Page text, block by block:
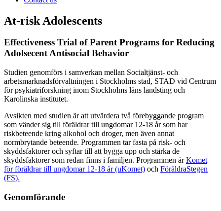
At-risk Adolescents
Effectiveness Trial of Parent Programs for Reducing
Adolsecent Antisocial Behavior
Studien genomförs i samverkan mellan Socialtjänst- och
arbetsmarknadsförvaltningen i Stockholms stad, STAD vid Centrum
för psykiatriforskning inom Stockholms läns landsting och
Karolinska institutet.
Avsikten med studien är att utvärdera två förebyggande program
som vänder sig till föräldrar till ungdomar 12-18 år som har
riskbeteende kring alkohol och droger, men även annat
normbrytande beteende. Programmen tar fasta på risk- och
skyddsfaktorer och syftar till att bygga upp och stärka de
skyddsfaktorer som redan finns i familjen. Programmen ärKomet
för föräldrar till ungdomar 12-18 år (uKomet) och FöräldraStegen
(FS).
Genomförande